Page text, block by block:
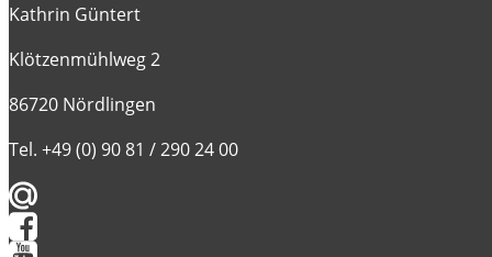
Kathrin Güntert
Klötzenmühlweg 2
86720 Nördlingen
Tel. +49 (0) 90 81 / 290 24 00